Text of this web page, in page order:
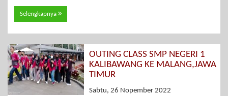
Selengkapnya
OUTING CLASS SMP NEGERI 1
KALIBAWANG KE MALANG,JAWA
TIMUR
Sabtu, 26 Nopember 2022